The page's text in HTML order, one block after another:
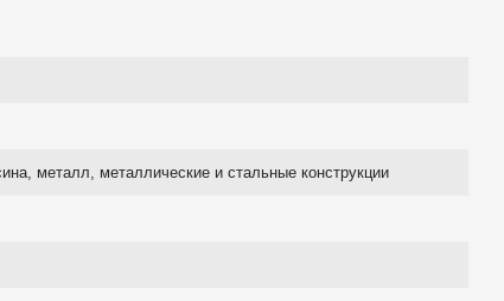
металл, металлические и стальные конструкции